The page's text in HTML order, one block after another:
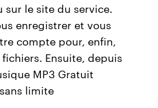
sur le site du service.
enregistrer et vous
compte pour, enfin,
Ensuite, depuis
MP3 Gratuit
limite